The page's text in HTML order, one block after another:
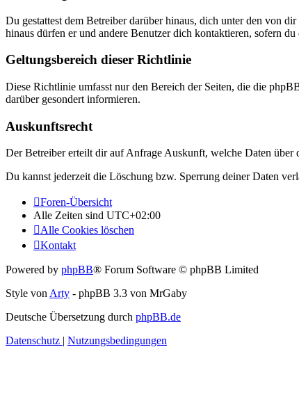
Du gestattest dem Betreiber darüber hinaus, dich unter den von
hinaus dürfen er und andere Benutzer dich kontaktieren, sofern
Geltungsbereich dieser Richtlinie
Diese Richtlinie umfasst nur den Bereich der Seiten, die die
darüber gesondert informieren.
Auskunftsrecht
Der Betreiber erteilt dir auf Anfrage Auskunft, welche Daten über
Du kannst jederzeit die Löschung bzw. Sperrung deiner Daten
Foren-Übersicht
Alle Zeiten sind UTC+02:00
Alle Cookies löschen
Kontakt
Powered by phpBB® Forum Software © phpBB Limited
Style vonArty - phpBB 3.3 von MrGaby
Deutsche Übersetzung durch phpBB.de
Datenschutz | Nutzungsbedingungen